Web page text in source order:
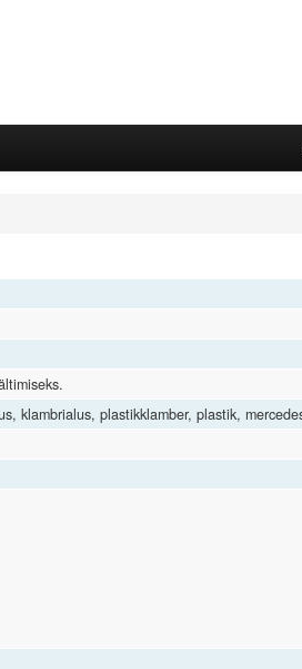
klambrialus, plastikklamber, plastik,